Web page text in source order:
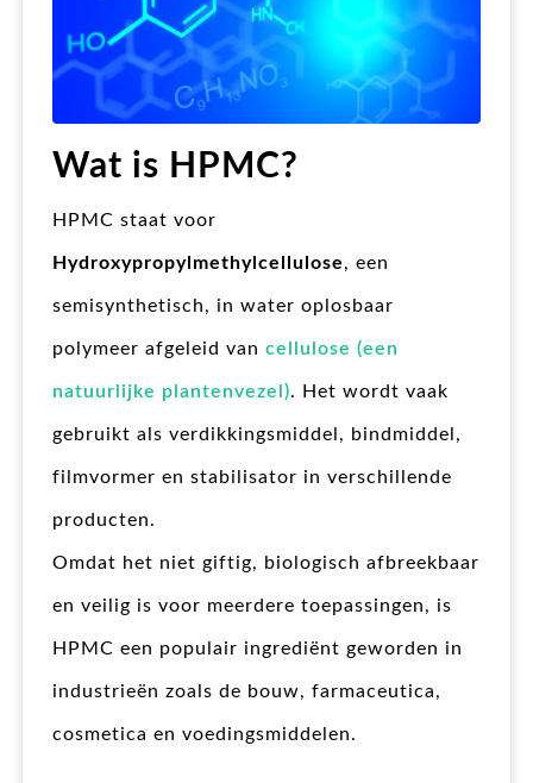
Wat is HPMC?
HPMC staat voor
Hydroxypropylmethylcellulose, een
semisynthetisch, in water oplosbaar
polymeer afgeleid van cellulose (een
natuurlijke plantenvezel). Het wordt vaak
gebruikt als verdikkingsmiddel, bindmiddel,
filmvormer en stabilisator in verschillende
producten.
Omdat het niet giftig, biologisch afbreekbaar
en veilig is voor meerdere toepassingen, is
HPMC een populair ingrediënt geworden in
industrieën zoals de bouw, farmaceutica,
cosmetica en voedingsmiddelen.